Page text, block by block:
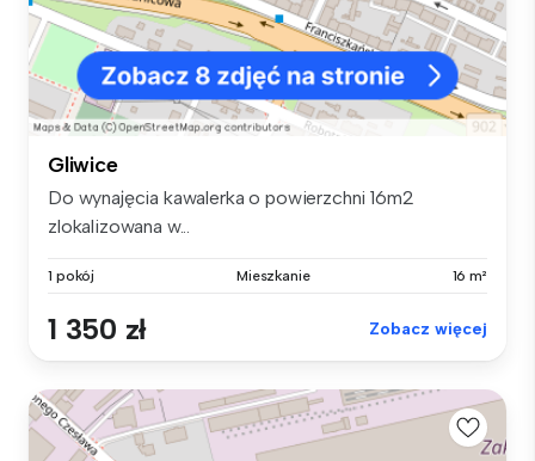
Gliwice
Do wynajęcia kawalerka o powierzchni 16m2
zlokalizowana w...
1 pokój Mieszkanie 16 m²
1 350 zł Zobacz więcej